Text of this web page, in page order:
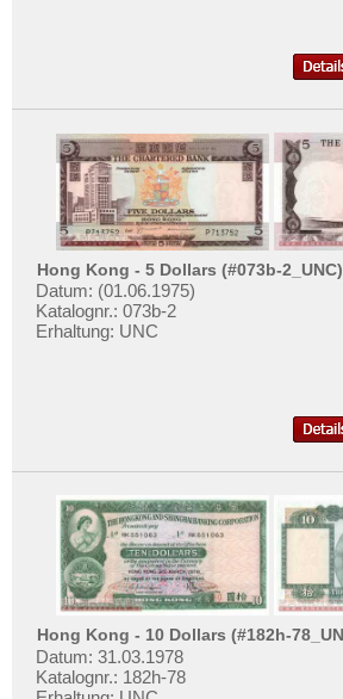
Hong Kong - 5 Dollars (#073b-2_UNC)
Datum: (01.06.1975)
Katalognr.: 073b-2
Erhaltung: UNC
Hong Kong - 10 Dollars (#182h-
Datum: 31.03.1978
Katalognr.: 182h-78